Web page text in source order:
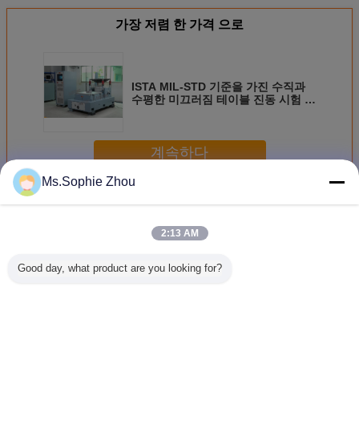
가장 저렴 한 가격 으로
ISTA MIL-STD 기준을 가진 수직과
수평한 미끄러짐 테이블 진동 시험 체
계속하다
더 많은 것
Ms.Sophie Zhou
2:13 AM
Good day, what product are you looking for?